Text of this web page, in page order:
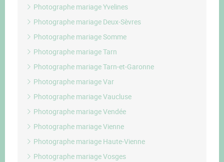
Photographe mariage Yvelines
Photographe mariage Deux-Sèvres
Photographe mariage Somme
Photographe mariage Tarn
Photographe mariage Tarn-et-Garonne
Photographe mariage Var
Photographe mariage Vaucluse
Photographe mariage Vendée
Photographe mariage Vienne
Photographe mariage Haute-Vienne
Photographe mariage Vosges